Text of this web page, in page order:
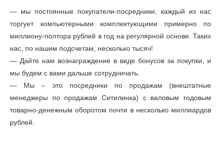
— мы постоянные покупатели-посредники, каждый из нас
торгует компьютерными комплектующими примерно по
миллиону-полтора рублей в год на регулярной основе. Таких
нас, по нашим подсчетам, несколько тысяч!
— Дайте нам вознаграждение в виде бонусов за покупки, и
мы будем с вами дальше сотрудничать.
— Мы – это посредники по продажам (внештатные
менеджеры по продажам Ситилинка) с валовым годовым
товарно-денежным оборотом почти в несколько миллиардов
рублей.